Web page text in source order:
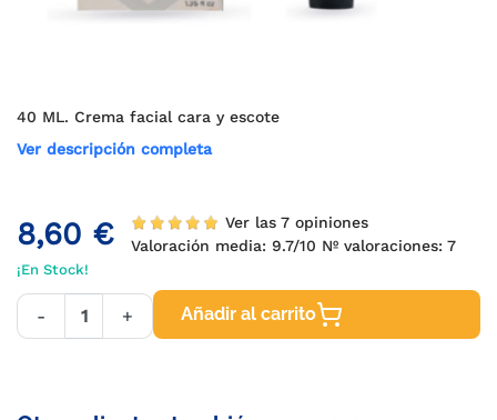
40 ML. Crema facial cara y escote
Ver descripción completa
8,60 €
Ver las 7 opiniones
Valoración media: 9.7/10 Nº valoraciones: 7
¡En Stock!
- + Añadir al carrito